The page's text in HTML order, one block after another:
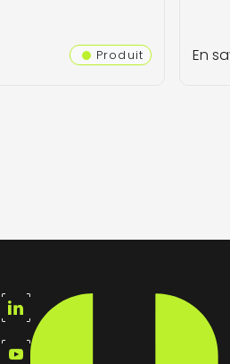
Produit En